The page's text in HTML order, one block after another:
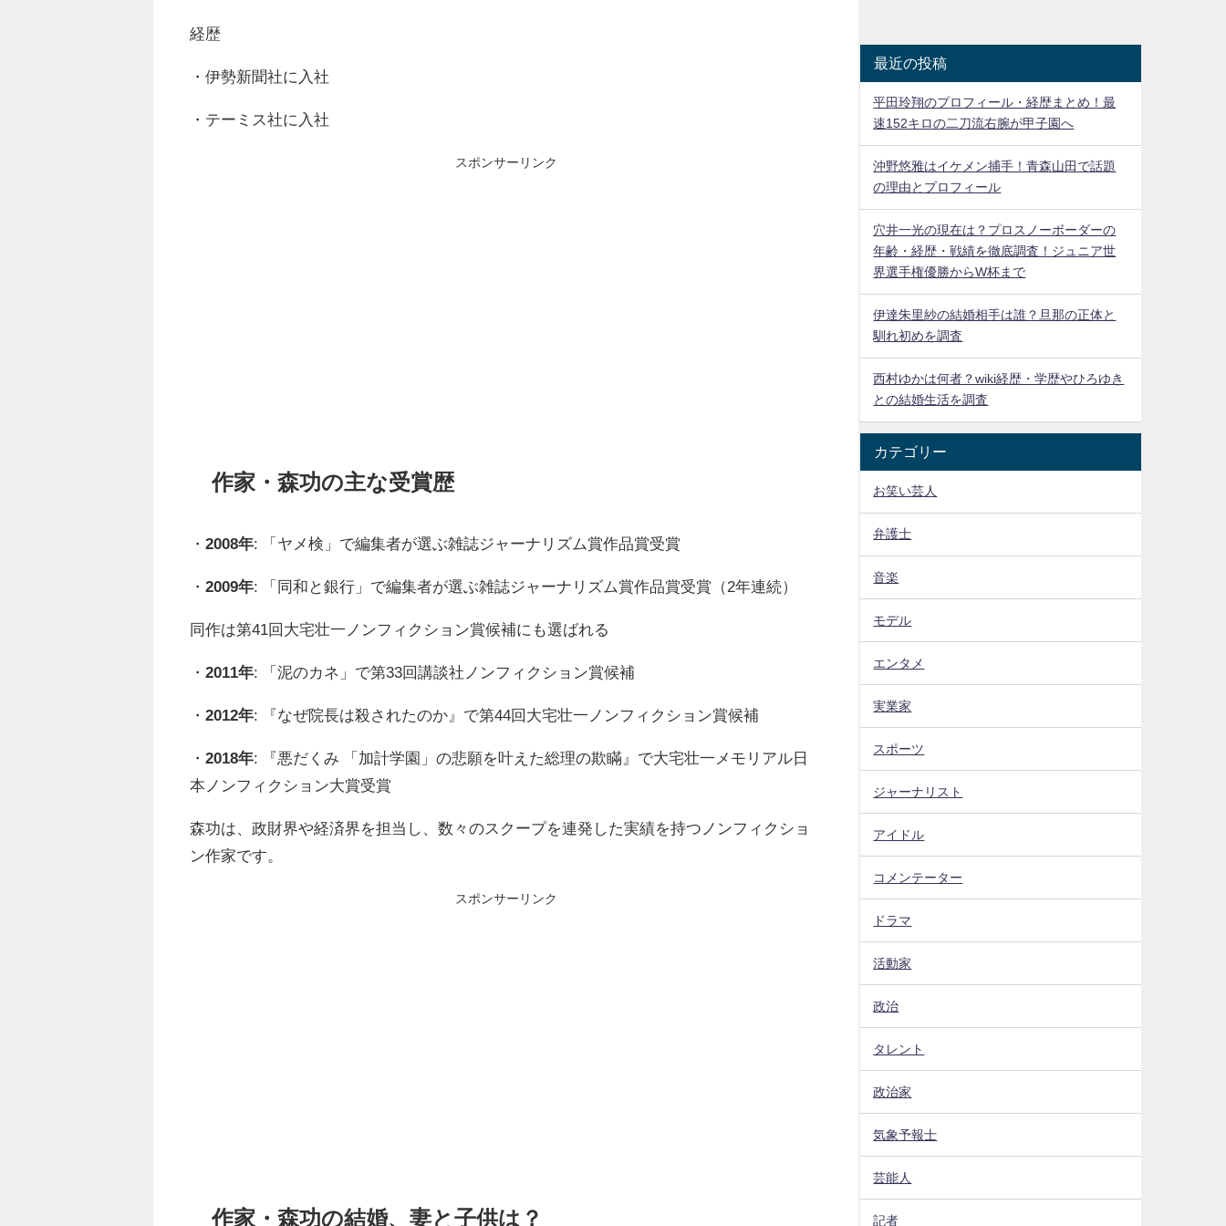
経歴
・伊勢新聞社に入社
・テーミス社に入社
スポンサーリンク
作家・森功の主な受賞歴
・ 2008年: 「ヤメ検」で編集者が選ぶ雑誌ジャーナリズム賞作品賞受賞
・ 2009年: 「同和と銀行」で編集者が選ぶ雑誌ジャーナリズム賞作品賞受賞（2年連続）
同作は第41回大宅壮一ノンフィクション賞候補にも選ばれる
・ 2011年: 「泥のカネ」で第33回講談社ノンフィクション賞候補
・ 2012年: 『なぜ院長は殺されたのか』で第44回大宅壮一ノンフィクション賞候補
・ 2018年: 『悪だくみ 「加計学園」の悲願を叶えた総理の欺瞞』で大宅壮一メモリアル日
本ノンフィクション大賞受賞
森功は、政財界や経済界を担当し、数々のスクープを連発した実績を持つノンフィクショ
ン作家です。
スポンサーリンク
作家・森功の結婚、妻と子供は？
最近の投稿
平田玲翔のプロフィール・経歴まとめ！最
速152キロの二刀流右腕が甲子園へ
沖野悠雅はイケメン捕手！青森山田で話題
の理由とプロフィール
穴井一光の現在は？プロスノーボーダーの
年齢・経歴・戦績を徹底調査！ジュニア世
界選手権優勝からW杯まで
伊達朱里紗の結婚相手は誰？旦那の正体と
馴れ初めを調査
西村ゆかは何者？wiki経歴・学歴やひろゆき
との結婚生活を調査
カテゴリー
お笑い芸人
弁護士
音楽
モデル
エンタメ
実業家
スポーツ
ジャーナリスト
アイドル
コメンテーター
ドラマ
活動家
政治
タレント
政治家
気象予報士
芸能人
記者